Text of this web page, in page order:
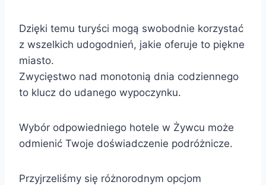
Dzięki temu turyści mogą swobodnie korzystać
z wszelkich udogodnień, jakie oferuje to piękne
miasto.
Zwycięstwo nad monotonią dnia codziennego
to klucz do udanego wypoczynku.
Wybór odpowiedniego hotele w Żywcu może
odmienić Twoje doświadczenie podróżnicze.
Przyjrzeliśmy się różnorodnym opcjom